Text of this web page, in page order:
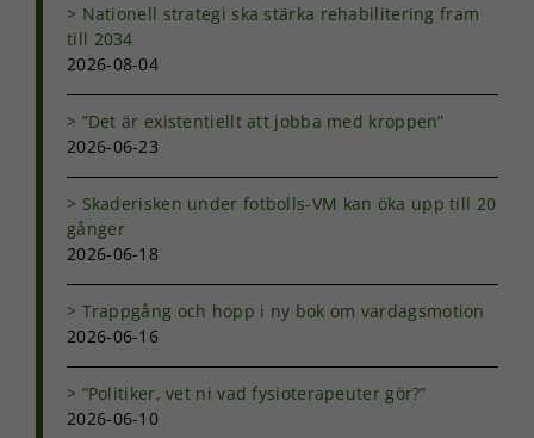
Nationell strategi ska stärka rehabilitering fram
till 2034
2026-08-04
”Det är existentiellt att jobba med kroppen”
2026-06-23
Skaderisken under fotbolls-VM kan öka upp till 20
gånger
2026-06-18
Trappgång och hopp i ny bok om vardagsmotion
2026-06-16
”Politiker, vet ni vad fysioterapeuter gör?”
2026-06-10
går inte att
välja bort. De
taget ska
Statistik
hemsidans